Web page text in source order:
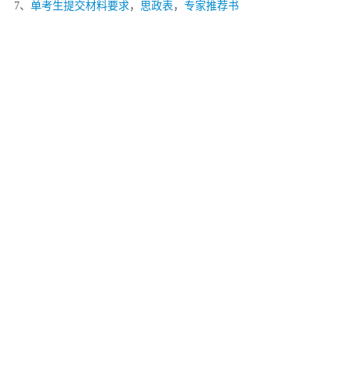
7、 单考生提交材料要求， 思政表 ， 专家推荐书